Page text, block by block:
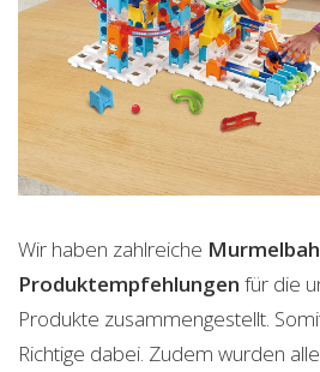
Wir haben zahlreiche
Produktempfehlungen für die
Produkte zusammengestellt.
Richtige dabei. Zudem wurden alle